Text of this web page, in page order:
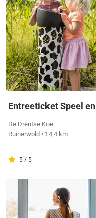
Entreeticket Speel
De Drentse Koe
Ruinerwold • 14,4 km
5 / 5